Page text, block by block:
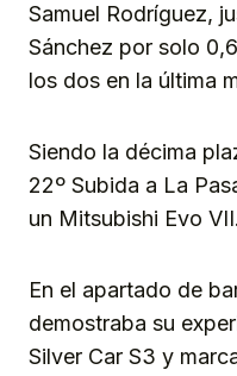
Samuel Rodríguez,
Sánchez por solo
los dos en la última
Siendo la décima
22º Subida a La
un Mitsubishi Evo VII.
En el apartado de
demostraba su
Silver Car S3 y